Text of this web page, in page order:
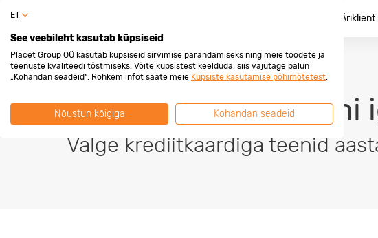
Äriklient
Cashback 2%– teeni
Valge krediitkaardiga teenid
ET
See veebileht kasutab küpsiseid
Placet Group OÜ kasutab küpsiseid sirvimise parandamiseks ning meie toodete ja
teenuste kvaliteedi tõstmiseks. Võite küpsistest keelduda, siis vajutage palun
„Kohandan seadeid“. Rohkem infot saate meie Küpsiste kasutamise põhimõtetest.
Nõustun kõigiga Kohandan seadeid